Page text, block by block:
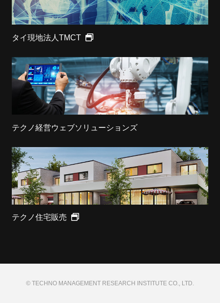
タイ現地法人TMCT
テクノ経営ウェブソリューションズ
テクノ住宅販売
© TECHNO MANAGEMENT RESEARCH INSTITUTE CO., LTD.